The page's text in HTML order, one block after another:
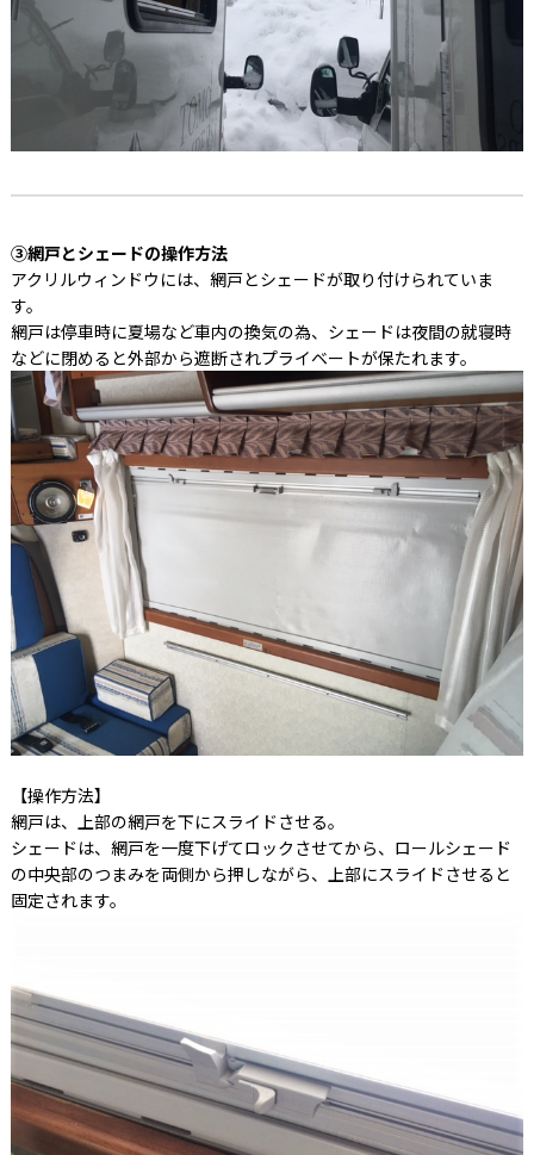
③網戸とシェードの操作方法
アクリルウィンドウには、網戸とシェードが取り付けられていま
す。
網戸は停車時に夏場など車内の換気の為、シェードは夜間の就寝時
などに閉めると外部から遮断されプライベートが保たれます。
【操作方法】
網戸は、上部の網戸を下にスライドさせる。
シェードは、網戸を一度下げてロックさせてから、ロールシェード
の中央部のつまみを両側から押しながら、上部にスライドさせると
固定されます。